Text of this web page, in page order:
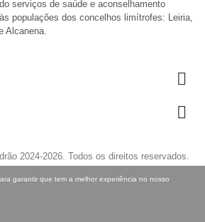
serviços de saúde e aconselhamento
populações dos concelhos limítrofes: Leiria,
Alcanena.


2024-2026. Todos os direitos reservados.
produtos de saúde ao domicílio através da
regulados pelo pelo Infarmed.
garantir que tem a melhor experiência no nosso